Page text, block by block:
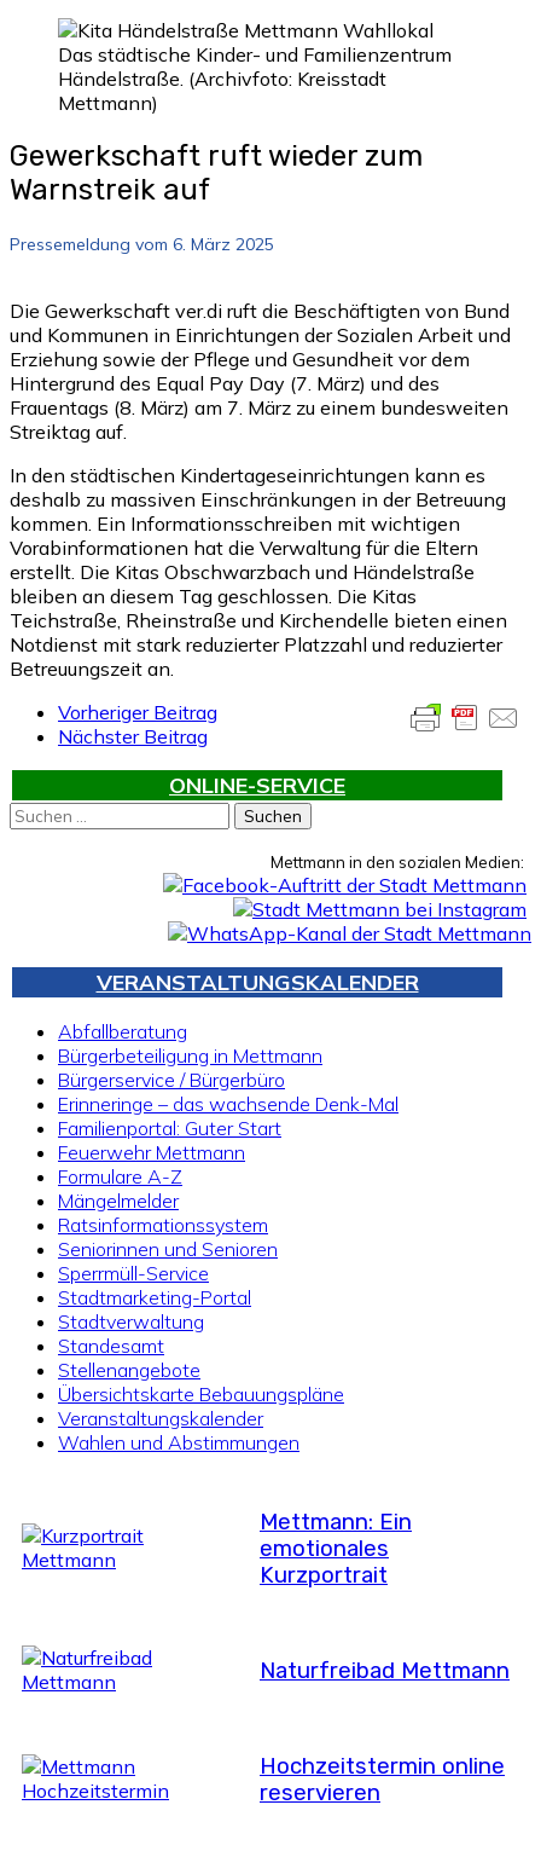
Das städtische Kinder- und Familienzentrum
Händelstraße. (Archivfoto: Kreisstadt
Mettmann)
Gewerkschaft ruft wieder zum
Warnstreik auf
Pressemeldung vom 6. März 2025
Die Gewerkschaft ver.di ruft die Beschäftigten von Bund
und Kommunen in Einrichtungen der Sozialen Arbeit und
Erziehung sowie der Pflege und Gesundheit vor dem
Hintergrund des Equal Pay Day (7. März) und des
Frauentags (8. März) am 7. März zu einem bundesweiten
Streiktag auf.
In den städtischen Kindertageseinrichtungen kann es
deshalb zu massiven Einschränkungen in der Betreuung
kommen. Ein Informationsschreiben mit wichtigen
Vorabinformationen hat die Verwaltung für die Eltern
erstellt. Die Kitas Obschwarzbach und Händelstraße
bleiben an diesem Tag geschlossen. Die Kitas
Teichstraße, Rheinstraße und Kirchendelle bieten einen
Notdienst mit stark reduzierter Platzzahl und reduzierter
Betreuungszeit an.
Vorheriger Beitrag
Nächster Beitrag
ONLINE-SERVICE
Suchen
nach:
Mettmann in den sozialen Medien:
VERANSTALTUNGSKALENDER
Abfallberatung
Bürgerbeteiligung in Mettmann
Bürgerservice / Bürgerbüro
Erinneringe – das wachsende Denk-Mal
Familienportal: Guter Start
Feuerwehr Mettmann
Formulare A-Z
Mängelmelder
Ratsinformationssystem
Seniorinnen und Senioren
Sperrmüll-Service
Stadtmarketing-Portal
Stadtverwaltung
Standesamt
Stellenangebote
Übersichtskarte Bebauungspläne
Veranstaltungskalender
Wahlen und Abstimmungen
Mettmann: Ein
emotionales
Kurzportrait
Naturfreibad Mettmann
Hochzeitstermin online
reservieren